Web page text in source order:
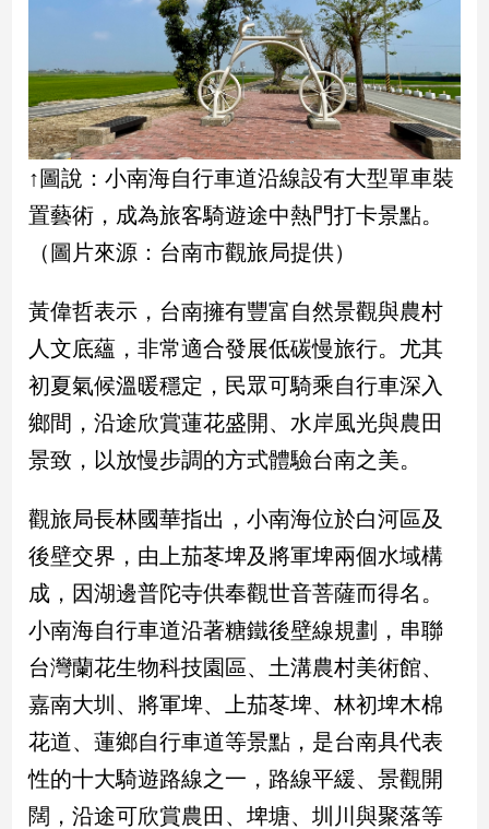
觀
點
兩
岸/
國
際
社
方
新
冠
病
毒
區
南
台
灣
觀
點
南
台
灣
觀
點
↑圖說：小南海自行車道沿線設有大型單車裝
置藝術，成為旅客騎遊途中熱門打卡景點。
（圖片來源：台南市觀旅局提供）
黃偉哲表示，台南擁有豐富自然景觀與農村
人文底蘊，非常適合發展低碳慢旅行。尤其
初夏氣候溫暖穩定，民眾可騎乘自行車深入
鄉間，沿途欣賞蓮花盛開、水岸風光與農田
景致，以放慢步調的方式體驗台南之美。
觀旅局長林國華指出，小南海位於白河區及
後壁交界，由上茄苳埤及將軍埤兩個水域構
成，因湖邊普陀寺供奉觀世音菩薩而得名。
小南海自行車道沿著糖鐵後壁線規劃，串聯
台灣蘭花生物科技園區、土溝農村美術館、
嘉南大圳、將軍埤、上茄苳埤、林初埤木棉
花道、蓮鄉自行車道等景點，是台南具代表
性的十大騎遊路線之一，路線平緩、景觀開
闊，沿途可欣賞農田、埤塘、圳川與聚落等